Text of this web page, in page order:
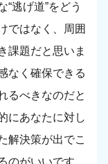
逃げ道”をどう
ではなく、周囲
課題だと思いま
なく確保できる
るべきなのだと
にあなたに対し
解決策が出でこ